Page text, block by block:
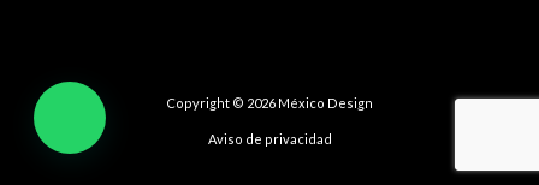
Copyright © 2026 México Design
Aviso de privacidad